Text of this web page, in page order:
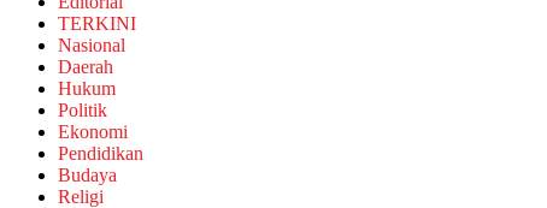
TERKINI
Nasional
Daerah
Hukum
Politik
Ekonomi
Pendidikan
Budaya
Religi